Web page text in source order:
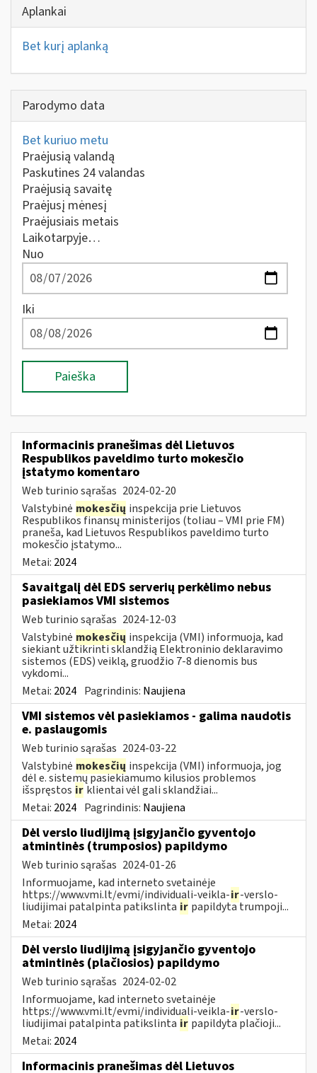
Aplankai
Bet kurį aplanką
Parodymo data
Bet kuriuo metu
Praėjusią valandą
Paskutines 24 valandas
Praėjusią savaitę
Praėjusį mėnesį
Praėjusiais metais
Laikotarpyje…
Nuo
Iki
Paieška
Informacinis pranešimas dėl Lietuvos
Respublikos paveldimo turto mokesčio
įstatymo komentaro
Web turinio sąrašas 2024-02-20
Valstybinė mokesčių inspekcija prie Lietuvos
Respublikos finansų ministerijos (toliau – VMI prie FM)
praneša, kad Lietuvos Respublikos paveldimo turto
mokesčio įstatymo...
Metai: 2024
Savaitgalį dėl EDS serverių perkėlimo nebus
pasiekiamos VMI sistemos
Web turinio sąrašas 2024-12-03
Valstybinė mokesčių inspekcija (VMI) informuoja, kad
siekiant užtikrinti sklandžią Elektroninio deklaravimo
sistemos (EDS) veiklą, gruodžio 7-8 dienomis bus
vykdomi...
Metai: 2024 Pagrindinis: Naujiena
VMI sistemos vėl pasiekiamos - galima naudotis
e. paslaugomis
Web turinio sąrašas 2024-03-22
Valstybinė mokesčių inspekcija (VMI) informuoja, jog
dėl e. sistemų pasiekiamumo kilusios problemos
išspręstos ir klientai vėl gali sklandžiai...
Metai: 2024 Pagrindinis: Naujiena
Dėl verslo liudijimą įsigyjančio gyventojo
atmintinės (trumposios) papildymo
Web turinio sąrašas 2024-01-26
Informuojame, kad interneto svetainėje
https://www.vmi.lt/evmi/individuali-veikla-ir-verslo-
liudijimai patalpinta patikslinta ir papildyta trumpoji...
Metai: 2024
Dėl verslo liudijimą įsigyjančio gyventojo
atmintinės (plačiosios) papildymo
Web turinio sąrašas 2024-02-02
Informuojame, kad interneto svetainėje
https://www.vmi.lt/evmi/individuali-veikla-ir-verslo-
liudijimai patalpinta patikslinta ir papildyta plačioji...
Metai: 2024
Informacinis pranešimas dėl Lietuvos